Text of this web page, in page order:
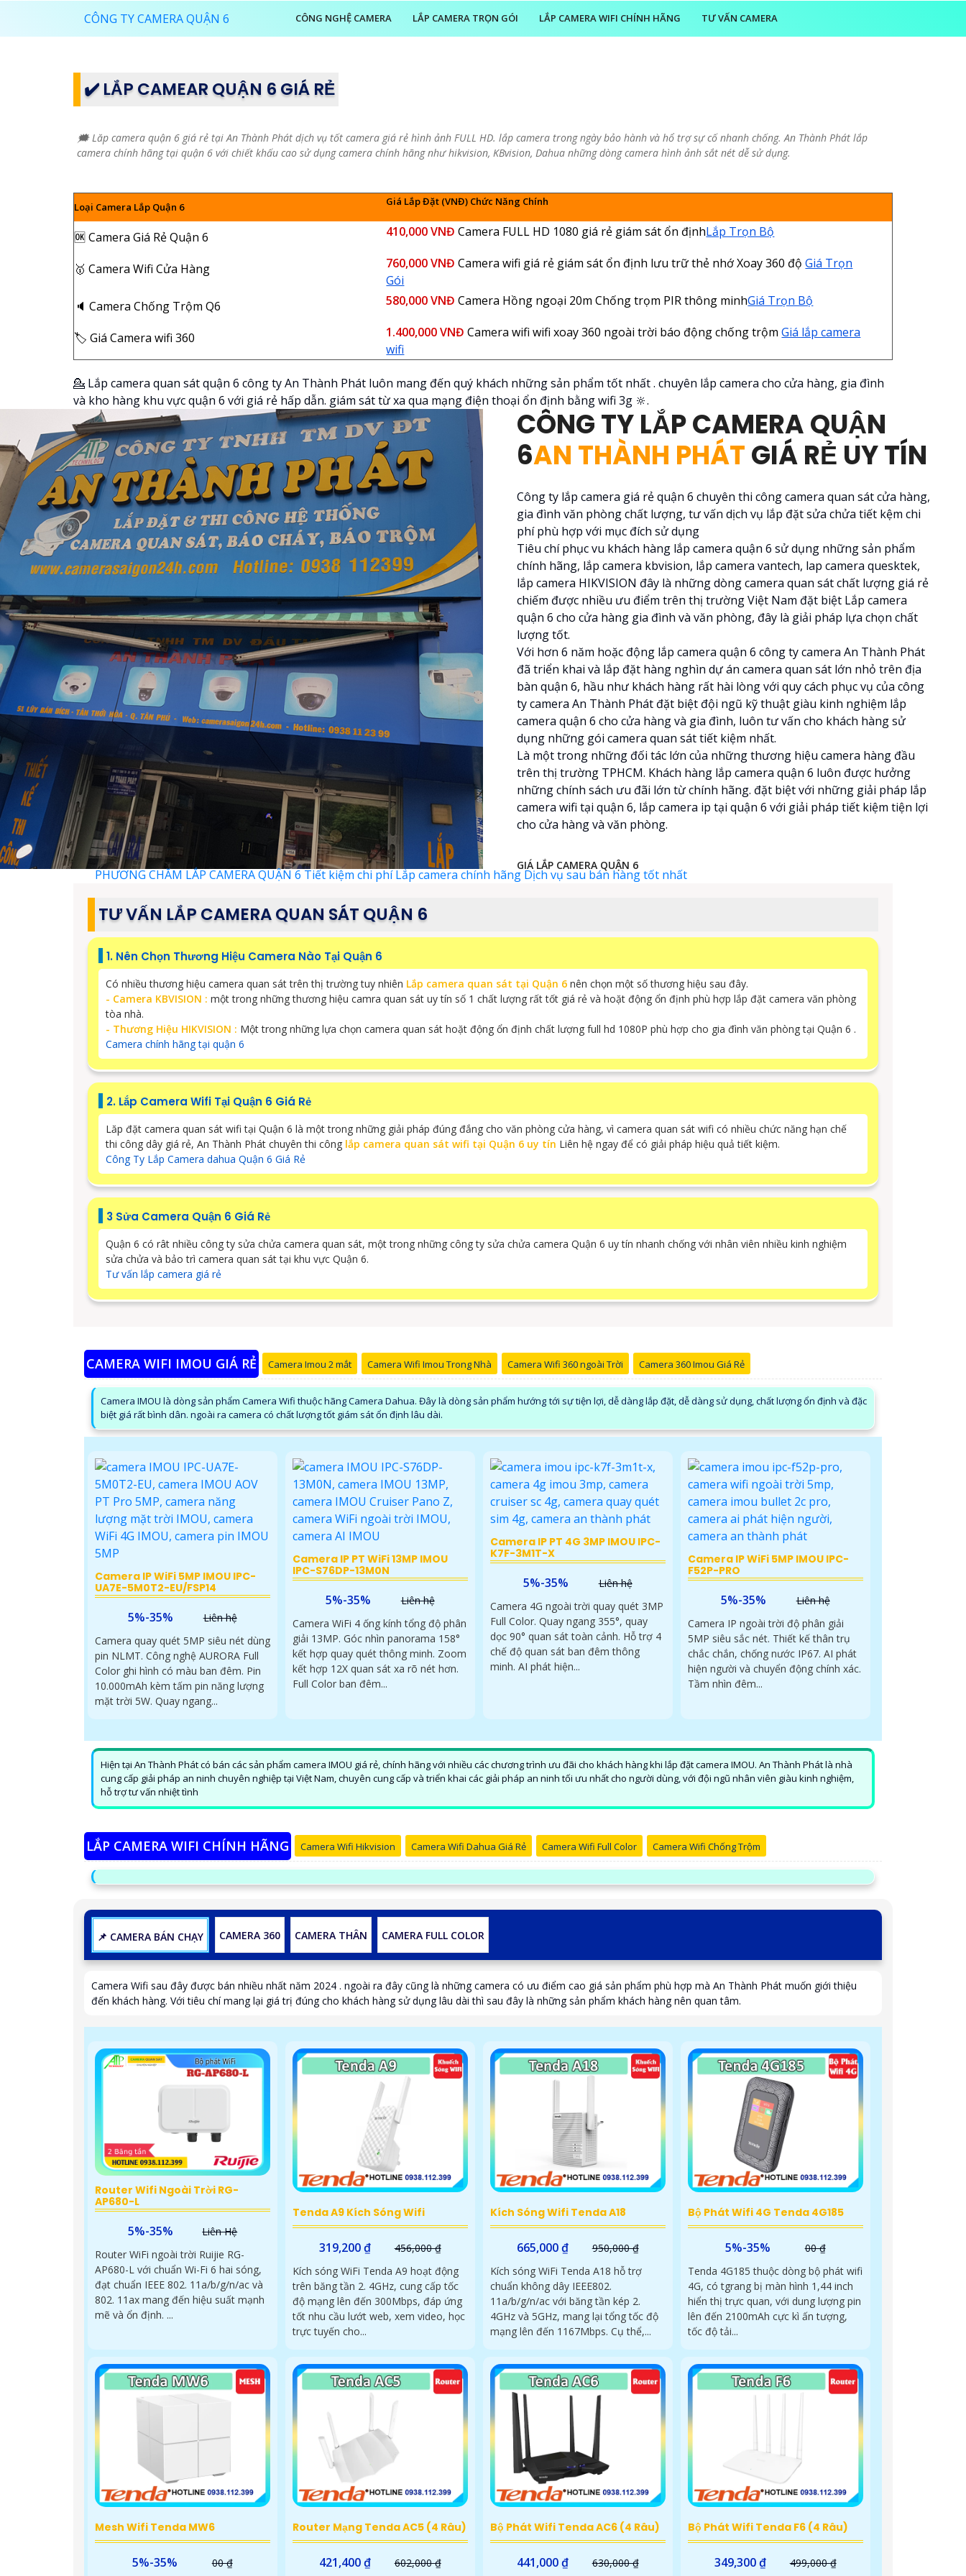
CÔNG TY CAMERA QUẬN 6 CÔNG NGHỆ CAMERA LẮP CAMERA TRỌN GÓI LẮP CAMERA WIFI CHÍNH HÃNG TƯ VẤN CAMERA
✔️ LẮP CAMEAR QUẬN 6 GIÁ RẺ
🗯️ Lăp camera quận 6 giá rẻ tại An Thành Phát dịch vụ tốt camera giá rẻ hình ảnh FULL HD. lắp camera trong ngày bảo hành và hổ trợ sự cố nhanh chống. An Thành Phát lắp
camera chính hãng tại quận 6 với chiết khấu cao sử dụng camera chính hãng như hikvision, KBvision, Dahua những dòng camera hình ảnh sắt nét dễ sử dụng.
Loại Camera Lắp Quận 6 Giá Lắp Đặt (VNĐ) Chức Năng Chính
🆗 Camera Giá Rẻ Quận 6 410,000 VNĐ Camera FULL HD 1080 giá rẻ giám sát ổn địnhLắp Trọn Bộ
🥇 Camera Wifi Cửa Hàng 760,000 VNĐ Camera wifi giá rẻ giám sát ổn định lưu trữ thẻ nhớ Xoay 360 độGiá Trọn
Gói
🔈 Camera Chống Trộm Q6
580,000 VNĐ Camera Hồng ngoại 20m Chống trọm PIR thông minhGiá Trọn Bộ
🏷 Giá Camera wifi 360 1.400,000 VNĐ Camera wifi wifi xoay 360 ngoài trời báo động chống trộmGiá lắp camera
wifi
💁 Lắp camera quan sát quận 6 công ty An Thành Phát luôn mang đến quý khách những sản phẩm tốt nhất . chuyên lắp camera cho cửa hàng, gia đình
và kho hàng khu vực quận 6 với giá rẻ hấp dẫn. giám sát từ xa qua mạng điện thoại ổn định bằng wifi 3g 🔆.
CÔNG TY LẮP CAMERA QUẬN
6AN THÀNH PHÁTGIÁ RẺ UY TÍN
Công ty lắp camera giá rẻ quận 6 chuyên thi công camera quan sát cửa hàng,
gia đình văn phòng chất lượng, tư vấn dịch vụ lắp đặt sửa chửa tiết kệm chi
phí phù hợp với mục đích sử dụng
Tiêu chí phục vu khách hàng lắp camera quận 6 sử dụng những sản phẩm
chính hãng, lắp camera kbvision, lắp camera vantech, lap camera quesktek,
lắp camera HIKVISION đây là những dòng camera quan sát chất lượng giá rẻ
chiếm được nhiều ưu điểm trên thị trường Việt Nam đặt biệt Lắp camera
quận 6 cho cửa hàng gia đình và văn phòng, đây là giải pháp lựa chọn chất
lượng tốt.
Với hơn 6 năm hoặc động lắp camera quận 6 công ty camera An Thành Phát
đã triển khai và lắp đặt hàng nghìn dự án camera quan sát lớn nhỏ trên địa
bàn quận 6, hầu như khách hàng rất hài lòng với quy cách phục vụ của công
ty camera An Thành Phát đặt biệt đội ngũ kỹ thuật giàu kinh nghiệm lắp
camera quận 6 cho cửa hàng và gia đình, luôn tư vấn cho khách hàng sử
dụng những gói camera quan sát tiết kiệm nhất.
Là một trong những đối tác lớn của những thương hiệu camera hàng đầu
trên thị trường TPHCM. Khách hàng lắp camera quận 6 luôn được hưởng
những chính sách ưu đãi lớn từ chính hãng. đặt biệt với những giải pháp lắp
camera wifi tại quận 6, lắp camera ip tại quận 6 với giải pháp tiết kiệm tiện lợi
cho cửa hàng và văn phòng.
GIÁ LẮP CAMERA QUẬN 6
PHƯƠNG CHĂM LẮP CAMERA QUẬN 6 Tiết kiệm chi phí Lắp camera chính hãng Dịch vụ sau bán hàng tốt nhất
TƯ VẤN LẮP CAMERA QUAN SÁT QUẬN 6
1. Nên Chọn Thương Hiệu Camera Nào Tại Quận 6
Có nhiều thương hiệu camera quan sát trên thị trường tuy nhiên Lắp camera quan sát tại Quận 6 nên chọn một số thương hiệu sau đây.
- Camera KBVISION : một trong những thương hiệu camra quan sát uy tín số 1 chất lượng rất tốt giá rẻ và hoặt động ổn định phù hợp lắp đặt camera văn phòng
tòa nhà.
- Thương Hiệu HIKVISION : Một trong những lựa chọn camera quan sát hoặt động ổn định chất lượng full hd 1080P phù hợp cho gia đình văn phòng tại Quận 6 .
Camera chính hãng tại quận 6
2. Lắp Camera Wifi Tại Quận 6 Giá Rẻ
Lăp đặt camera quan sát wifi tại Quận 6 là một trong những giải pháp đúng đắng cho văn phòng cửa hàng, vì camera quan sát wifi có nhiều chức năng hạn chế
thi công dây giá rẻ, An Thành Phát chuyên thi công lắp camera quan sát wifi tại Quận 6 uy tín Liên hệ ngay để có giải pháp hiệu quả tiết kiệm.
Công Ty Lắp Camera dahua Quận 6 Giá Rẻ
3 Sửa Camera Quận 6 Giá Rẻ
Quận 6 có rât nhiều công ty sửa chửa camera quan sát, một trong những công ty sửa chửa camera Quận 6 uy tín nhanh chống với nhân viên nhiều kinh nghiệm
sửa chửa và bảo trì camera quan sát tại khu vực Quận 6.
Tư vấn lắp camera giá rẻ
CAMERA WIFI IMOU GIÁ RẺ Camera Imou 2 mắt Camera Wifi Imou Trong Nhà Camera Wifi 360 ngoài Trời Camera 360 Imou Giá Rẻ
Camera IMOU là dòng sản phẩm Camera Wifi thuộc hãng Camera Dahua. Đây là dòng sản phẩm hướng tới sự tiện lợi, dễ dàng lắp đặt, dễ dàng sử dụng, chất lượng ổn định và đặc
biệt giá rất bình dân. ngoài ra camera có chất lượng tốt giám sát ổn định lâu dài.
Camera IP WiFi 5MP IMOU IPC-
UA7E-5M0T2-EU/FSP14
5%-35%
Liên hệ
Camera quay quét 5MP siêu nét dùng
pin NLMT. Công nghệ AURORA Full
Color ghi hình có màu ban đêm. Pin
10.000mAh kèm tấm pin năng lượng
mặt trời 5W. Quay ngang...
Camera IP PT WiFi 13MP IMOU
IPC-S76DP-13M0N
5%-35%
Liên hệ
Camera WiFi 4 ống kính tổng độ phân
giải 13MP. Góc nhìn panorama 158°
kết hợp quay quét thông minh. Zoom
kết hợp 12X quan sát xa rõ nét hơn.
Full Color ban đêm...
Camera IP PT 4G 3MP IMOU IPC-
K7F-3M1T-X
5%-35%
Liên hệ
Camera 4G ngoài trời quay quét 3MP
Full Color. Quay ngang 355°, quay
dọc 90° quan sát toàn cảnh. Hỗ trợ 4
chế độ quan sát ban đêm thông
minh. AI phát hiện...
Camera IP WiFi 5MP IMOU IPC-
F52P-PRO
5%-35%
Liên hệ
Camera IP ngoài trời độ phân giải
5MP siêu sắc nét. Thiết kế thân trụ
chắc chắn, chống nước IP67. AI phát
hiện người và chuyển động chính xác.
Tầm nhìn đêm...
Hiện tại An Thành Phát có bán các sản phẩm camera IMOU giá rẻ, chính hãng với nhiều các chương trình ưu đãi cho khách hàng khi lắp đặt camera IMOU. An Thành Phát là nhà
cung cấp giải pháp an ninh chuyên nghiệp tại Việt Nam, chuyên cung cấp và triển khai các giải pháp an ninh tối ưu nhất cho người dùng, với đội ngũ nhân viên giàu kinh nghiệm,
hỗ trợ tư vấn nhiệt tình
LẮP CAMERA WIFI CHÍNH HÃNG Camera Wifi Hikvision Camera Wifi Dahua Giá Rẻ Camera Wifi Full Color Camera Wifi Chống Trộm
📌 CAMERA BÁN CHẠY CAMERA 360 CAMERA THÂN CAMERA FULL COLOR
Camera Wifi sau đây được bán nhiều nhất năm 2024 . ngoài ra đây cũng là những camera có ưu điểm cao giá sản phẩm phù hợp mà An Thành Phát muốn giới thiệu
đến khách hàng. Với tiêu chí mang lại giá trị đúng cho khách hàng sử dụng lâu dài thì sau đây là những sản phẩm khách hàng nên quan tâm.
Router Wifi Ngoài Trời RG-
AP680-L
5%-35%
Liên Hệ
Router WiFi ngoài trời Ruijie RG-
AP680-L với chuẩn Wi-Fi 6 hai sóng,
đạt chuẩn IEEE 802. 11a/b/g/n/ac và
802. 11ax mang đến hiệu suất mạnh
mẽ và ổn định. ...
Tenda A9 Kích Sóng Wifi
319,200 ₫
456,000 ₫
Kích sóng WiFi Tenda A9 hoạt động
trên băng tần 2. 4GHz, cung cấp tốc
độ mạng lên đến 300Mbps, đáp ứng
tốt nhu cầu lướt web, xem video, học
trực tuyến cho...
Kích Sóng Wifi Tenda A18
665,000 ₫
950,000 ₫
Kích sóng WiFi Tenda A18 hỗ trợ
chuẩn không dây IEEE802.
11a/b/g/n/ac với băng tần kép 2.
4GHz và 5GHz, mang lại tổng tốc độ
mạng lên đến 1167Mbps. Cụ thể,...
Bộ Phát Wifi 4G Tenda 4G185
5%-35%
00 ₫
Tenda 4G185 thuộc dòng bộ phát wifi
4G, có tgrang bị màn hình 1,44 inch
hiển thị trực quan, với dung lượng pin
lên đến 2100mAh cực kì ấn tượng,
tốc độ tải...
Mesh Wifi Tenda MW6
5%-35% 00 ₫
Router Mạng Tenda AC5 (4 Râu)
421,400 ₫ 602,000 ₫
Bộ Phát Wifi Tenda AC6 (4 Râu)
441,000 ₫ 630,000 ₫
Bộ Phát Wifi Tenda F6 (4 Râu)
349,300 ₫ 499,000 ₫